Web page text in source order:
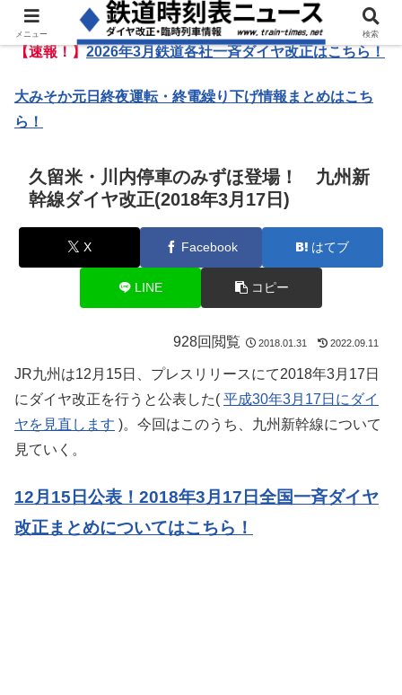
【速報！】2026年3月鉄道各社一斉ダイヤ改正はこちら！
大みそか元日終夜運転・終電繰り下げ情報まとめはこち
ら！
久留米・川内停車のみずほ登場！ 九州新
幹線ダイヤ改正(2018年3月17日)
X Facebook はてブ
LINE コピー
928回閲覧 2018.01.31 2022.09.11
JR九州は12月15日、プレスリリースにて2018年3月17日
にダイヤ改正を行うと公表した( 平成30年3月17日にダイ
ヤを見直します )。今回はこのうち、九州新幹線について
見ていく。
12月15日公表！2018年3月17日全国一斉ダイヤ
改正まとめについてはこちら！
メニュー 検索